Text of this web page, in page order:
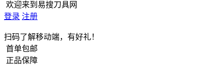
欢迎来到易搜刀具网
登录 注册
扫码了解移动端，有好礼！
首单包邮
正品保障